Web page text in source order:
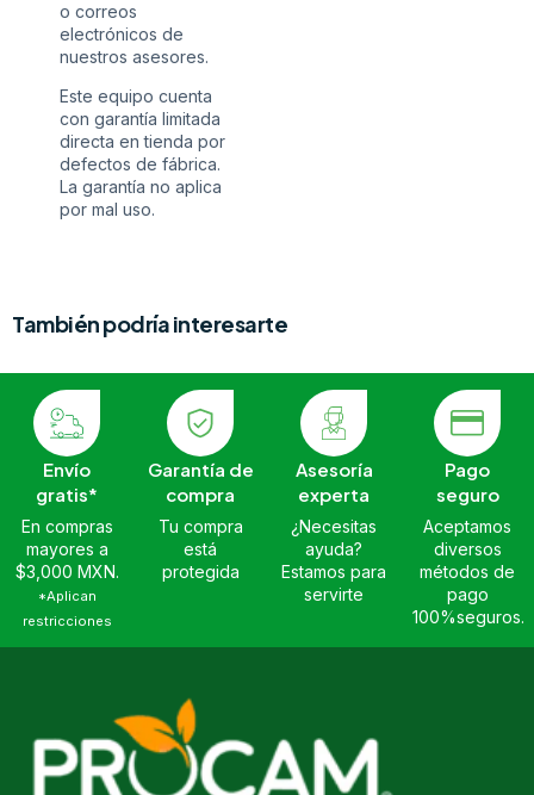
o correos
electrónicos de
nuestros asesores.
Este equipo cuenta
con garantía limitada
directa en tienda por
defectos de fábrica.
La garantía no aplica
por mal uso.
También podría interesarte
Envío
gratis*
En compras
mayores a
$3,000 MXN.
*Aplican
restricciones
Garantía de
compra
Tu compra
está
protegida
Asesoría
experta
¿Necesitas
ayuda?
Estamos para
servirte
Pago
seguro
Aceptamos
diversos
métodos de
pago
100%seguros.